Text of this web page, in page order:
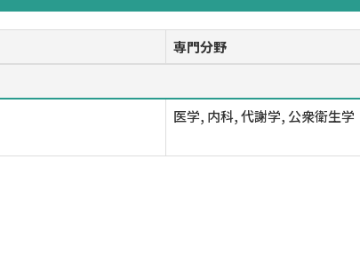
専門分野
医学, 内科, 代謝学, 公衆衛生学